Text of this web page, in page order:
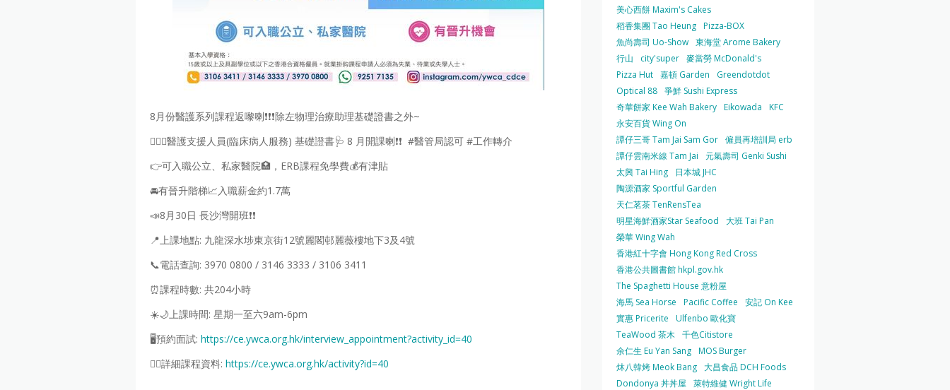
8月份醫護系列課程返嚟喇❗❗❗除左物理治療助理基礎證書之外~
👩🏻‍⚕️醫護支援人員(臨床病人服務) 基礎證書🩺 8 月開課喇❗❗ #醫管局認可 #工作轉介
👉可入職公立、私家醫院🏥，ERB課程免學費💰有津貼
🚘有晉升階梯📈入職薪金約1.7萬
📣8月30日 長沙灣開班❗❗
📍上課地點: 九龍深水埗東京街12號麗閣邨麗薇樓地下3及4號
📞電話查詢: 3970 0800 / 3146 3333 / 3106 3411
⏰課程時數: 共204小時
☀️️🌙上課時間: 星期一至六9am-6pm
🖥️預約面試: https://ce.ywca.org.hk/interview_appointment?activity_id=40
👉🏻詳細課程資料: https://ce.ywca.org.hk/activity?id=40
美心西餅 Maxim's Cakes
稻香集團 Tao Heung Pizza-BOX
魚尚壽司 Uo-Show 東海堂 Arome Bakery
行山
city'super 麥當勞 McDonald's
Pizza Hut 嘉頓 Garden
Greendotdot
Optical 88 爭鮮 Sushi Express
奇華餅家 Kee Wah Bakery Eikowada
KFC
永安百貨 Wing On
譚仔三哥 Tam Jai Sam Gor 僱員再培訓局 erb
譚仔雲南米線 Tam Jai
元氣壽司 Genki Sushi
太興 Tai Hing
日本城 JHC
陶源酒家 Sportful Garden
天仁茗茶 TenRensTea
明星海鮮酒家Star Seafood
大班 Tai Pan
榮華 Wing Wah
香港紅十字會 Hong Kong Red Cross
香港公共圖書館 hkpl.gov.hk
The Spaghetti House 意粉屋
海馬 Sea Horse
Pacific Coffee
安記 On Kee
實惠 Pricerite
Ulfenbo 歐化寶
TeaWood 茶木 千色Citistore
余仁生 Eu Yan Sang MOS Burger
炑八韓烤 Meok Bang 大昌食品 DCH Foods
Dondonya 丼丼屋
萊特維健 Wright Life